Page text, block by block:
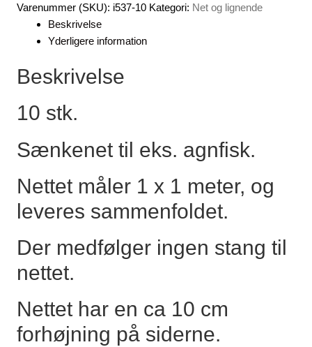
-
antal
Varenummer (SKU): i537-10 Kategori: Net og lignende
Beskrivelse
Yderligere information
Beskrivelse
10 stk.
Sænkenet til eks. agnfisk.
Nettet måler 1 x 1 meter, og
leveres sammenfoldet.
Der medfølger ingen stang til
nettet.
Nettet har en ca 10 cm
forhøjning på siderne.